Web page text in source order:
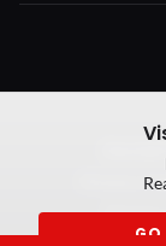
Privacy